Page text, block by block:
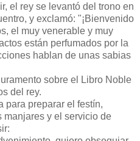
el rey se levantó del trono en
y exclamó: "¡Bienvenido
el muy venerable y muy
están perfumados por la
hablan de unas sabias
sobre el Libro Noble
del rey.
para preparar el festín,
y el servicio de